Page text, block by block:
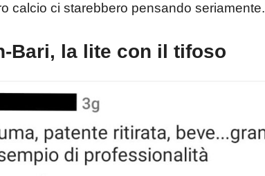
calcio ci starebbero pensando seriamente.
Bari, la lite con il tifoso